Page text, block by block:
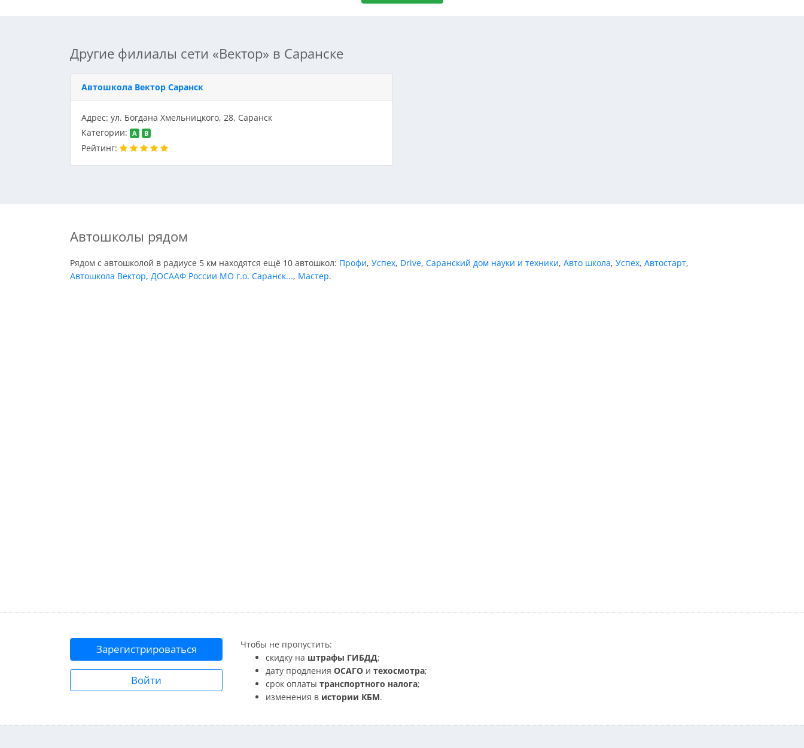
Другие филиалы сети «Вектор» в Саранске
Автошкола Вектор Саранск
Адрес: ул. Богдана Хмельницкого, 28, Саранск
Категории:
A B
Рейтинг:
Автошколы рядом
Рядом с автошколой в радиусе 5 км находятся ещё 10 автошкол: Профи, Успех, Drive, Саранский дом науки и техники, Авто школа, Успех, Автостарт,
Автошкола Вектор, ДОСААФ России МО г.о. Саранск..., Мастер.
Зарегистрироваться
Войти
Чтобы не пропустить:
скидку на штрафы ГИБДД;
дату продления ОСАГО и техосмотра;
срок оплаты транспортного налога;
изменения в истории КБМ.